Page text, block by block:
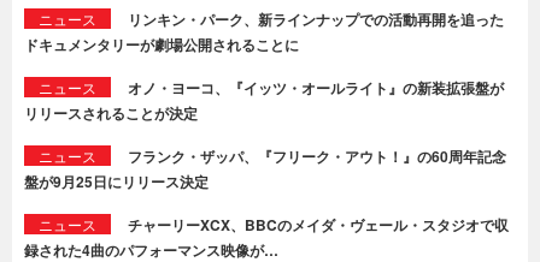
ニュース
リンキン・パーク、新ラインナップでの活動再開を追った
ドキュメンタリーが劇場公開されることに
ニュース
オノ・ヨーコ、『イッツ・オールライト』の新装拡張盤が
リリースされることが決定
ニュース
フランク・ザッパ、『フリーク・アウト！』の60周年記念
盤が9月25日にリリース決定
ニュース
チャーリーXCX、BBCのメイダ・ヴェール・スタジオで収
録された4曲のパフォーマンス映像が…